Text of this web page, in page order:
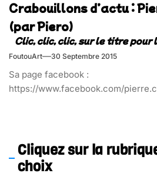
Crabouillons d’actu :
(par Piero)
FoutouArt 30 Septembre 2015
Sa page facebook :
https://www.facebook.com/
Cliquez sur la
choix